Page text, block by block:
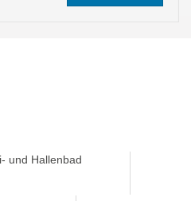
und Hallenbad